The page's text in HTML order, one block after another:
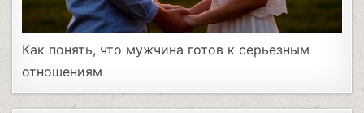
Как понять, что мужчина готов к серьезным
отношениям